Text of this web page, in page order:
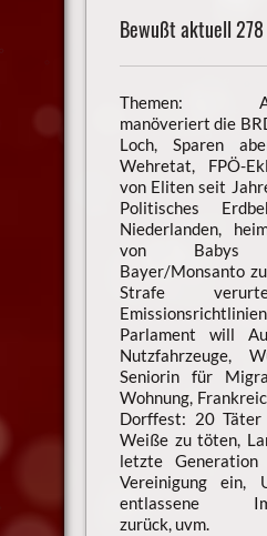
Bewußt aktuell 278
Themen:
manöveriert die
Loch, Sparen
Wehretat, FPÖ-
von Eliten seit
Politisches
Niederlanden,
von Babys
Bayer/Monsanto
Strafe
Parlament will
Nutzfahrzeuge,
Seniorin für
Wohnung,
Dorffest: 20
Weiße zu töten,
letzte
Vereinigung ein,
entlassene
zurück, uvm.